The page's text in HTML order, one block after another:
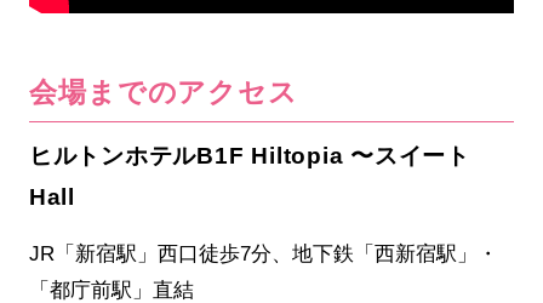
会場までのアクセス
ヒルトンホテルB1F Hiltopia 〜スイート
Hall
JR「新宿駅」西口徒歩7分、地下鉄「西新宿駅」・
「都庁前駅」直結